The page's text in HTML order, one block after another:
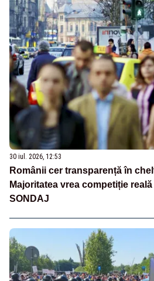
30 iul. 2026, 12:53
Românii cer transparență în
Majoritatea vrea competiție
SONDAJ